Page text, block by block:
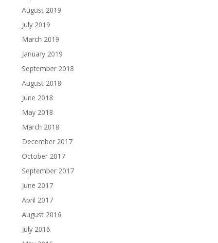
August 2019
July 2019
March 2019
January 2019
September 2018
August 2018
June 2018
May 2018
March 2018
December 2017
October 2017
September 2017
June 2017
April 2017
August 2016
July 2016